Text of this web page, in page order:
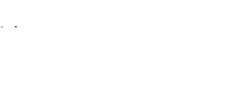
Inloggen